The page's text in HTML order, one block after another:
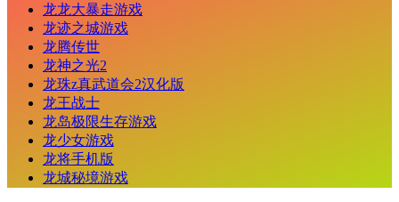
龙龙大暴走游戏
龙迹之城游戏
龙腾传世
龙神之光2
龙珠z真武道会2汉化版
龙王战士
龙岛极限生存游戏
龙少女游戏
龙将手机版
龙城秘境游戏